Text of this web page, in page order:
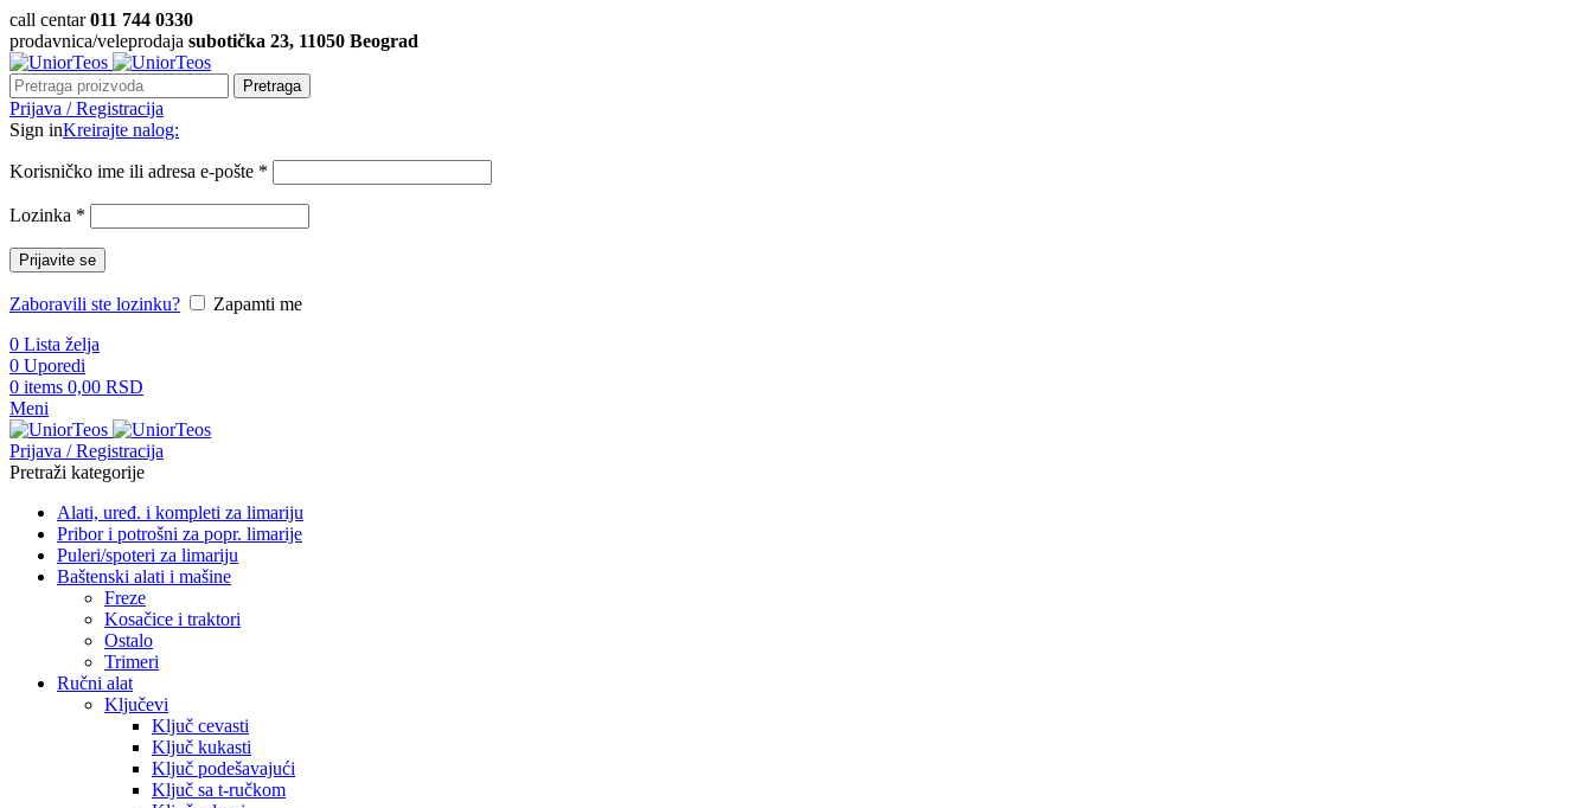
call centar011 744 0330
prodavnica/veleprodaja subotička 23, 11050 Beograd
Pretraga
Prijava / Registracija
Sign inKreirajte nalog:
Korisničko ime ili adresa e-pošte *
Lozinka *
Prijavite se
Zaboravili ste lozinku?
Zapamti me
0 Lista želja
0 Uporedi
0 items 0,00 RSD
Meni
Prijava / Registracija
Pretraži kategorije
Alati, uređ. i kompleti za limariju
Pribor i potrošni za popr. limarije
Puleri/spoteri za limariju
Baštenski alati i mašine
Freze
Kosačice i traktori
Ostalo
Trimeri
Ručni alat
Ključevi
Ključ cevasti
Ključ kukasti
Ključ podešavajući
Ključ sa t-ručkom